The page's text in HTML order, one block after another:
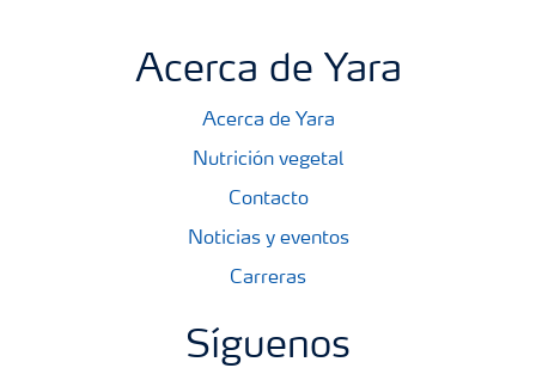
Acerca de Yara
Acerca de Yara
Nutrición vegetal
Contacto
Noticias y eventos
Carreras
Síguenos